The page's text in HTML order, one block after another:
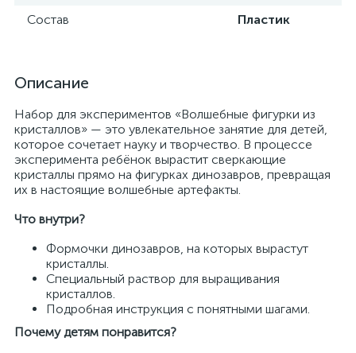
Состав
Пластик
Описание
Набор для экспериментов «Волшебные фигурки из
кристаллов» — это увлекательное занятие для детей,
которое сочетает науку и творчество. В процессе
эксперимента ребёнок вырастит сверкающие
кристаллы прямо на фигурках динозавров, превращая
их в настоящие волшебные артефакты.
Что внутри?
Формочки динозавров, на которых вырастут
кристаллы.
Специальный раствор для выращивания
кристаллов.
Подробная инструкция с понятными шагами.
Почему детям понравится?